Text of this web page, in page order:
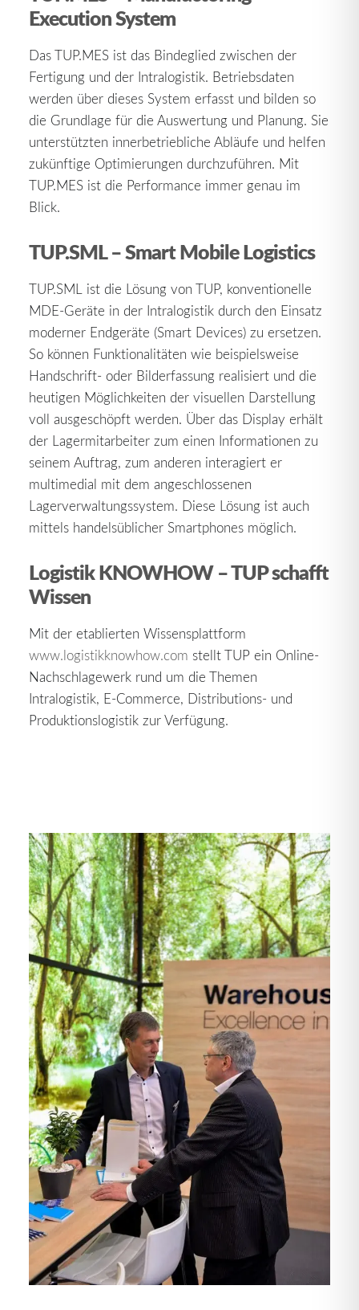
Execution System
Das TUP.MES ist das Bindeglied zwischen der
Fertigung und der Intralogistik. Betriebsdaten
werden über dieses System erfasst und bilden so
die Grundlage für die Auswertung und Planung. Sie
unterstützten innerbetriebliche Abläufe und helfen
zukünftige Optimierungen durchzuführen. Mit
TUP.MES ist die Performance immer genau im
Blick.
TUP.SML – Smart Mobile Logistics
TUP.SML ist die Lösung von TUP, konventionelle
MDE-Geräte in der Intralogistik durch den Einsatz
moderner Endgeräte (Smart Devices) zu ersetzen.
So können Funktionalitäten wie beispielsweise
Handschrift- oder Bilderfassung realisiert und die
heutigen Möglichkeiten der visuellen Darstellung
voll ausgeschöpft werden. Über das Display erhält
der Lagermitarbeiter zum einen Informationen zu
seinem Auftrag, zum anderen interagiert er
multimedial mit dem angeschlossenen
Lagerverwaltungssystem. Diese Lösung ist auch
mittels handelsüblicher Smartphones möglich.
Logistik KNOWHOW – TUP schafft
Wissen
Mit der etablierten Wissensplattform
www.logistikknowhow.com stellt TUP ein Online-
Nachschlagewerk rund um die Themen
Intralogistik, E-Commerce, Distributions- und
Produktionslogistik zur Verfügung.